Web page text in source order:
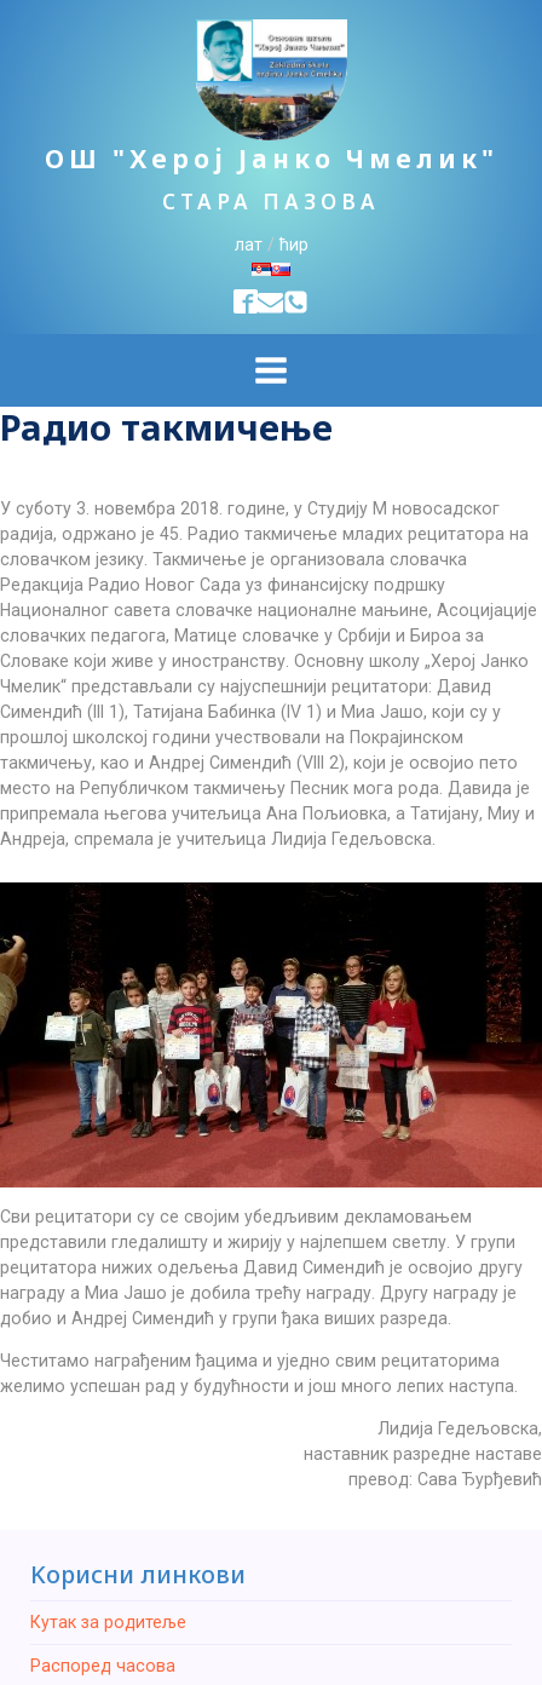
ОШ "Херој Јанко Чмелик"
СТАРА ПАЗОВА
лат/ћир
Радио такмичење
У суботу 3. новембра 2018. године, у Студију М новосадског
радија, одржано је 45. Радио такмичење младих рецитатора на
словачком језику. Такмичење је организовала словачка
Редакција Радио Новог Сада уз финансијску подршку
Националног савета словачке националне мањине, Асоцијације
словачких педагога, Матице словачке у Србији и Бироа за
Словаке који живе у иностранству. Основну школу „Херој Јанко
Чмелик“ представљали су најуспешнији рецитатори: Давид
Симендић (III 1), Татијана Бабинка (IV 1) и Миа Јашо, који су у
прошлој школској години учествовали на Покрајинском
такмичењу, као и Андреј Симендић (VIII 2), који је освојио пето
место на Републичком такмичењу Песник мога рода. Давида је
припремала његова учитељица Ана Пољиовка, а Татијану, Миу и
Андреја, спремала је учитељица Лидија Гедељовска.
Сви рецитатори су се својим убедљивим декламовањем
представили гледалишту и жирију у најлепшем светлу. У групи
рецитатора нижих одељења Давид Симендић је освојио другу
награду а Миа Јашо је добила трећу награду. Другу награду је
добио и Андреј Симендић у групи ђака виших разреда.
Честитамо награђеним ђацима и уједно свим рецитаторима
желимо успешан рад у будућности и још много лепих наступа.
Лидија Гедељовска,
наставник разредне наставе
превод: Сава Ђурђевић
Kорисни линкови
Кутак за родитеље
Распоред часова